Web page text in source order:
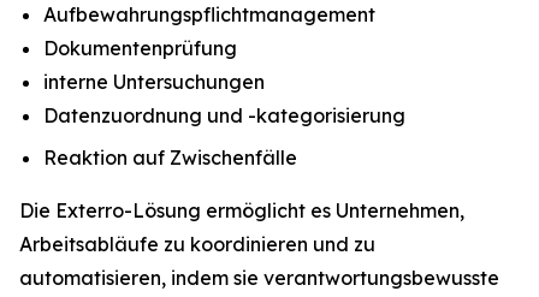
Aufbewahrungspflichtmanagement
Dokumentenprüfung
interne Untersuchungen
Datenzuordnung und -kategorisierung
Reaktion auf Zwischenfälle
Die Exterro-Lösung ermöglicht es Unternehmen,
Arbeitsabläufe zu koordinieren und zu
automatisieren, indem sie verantwortungsbewusste